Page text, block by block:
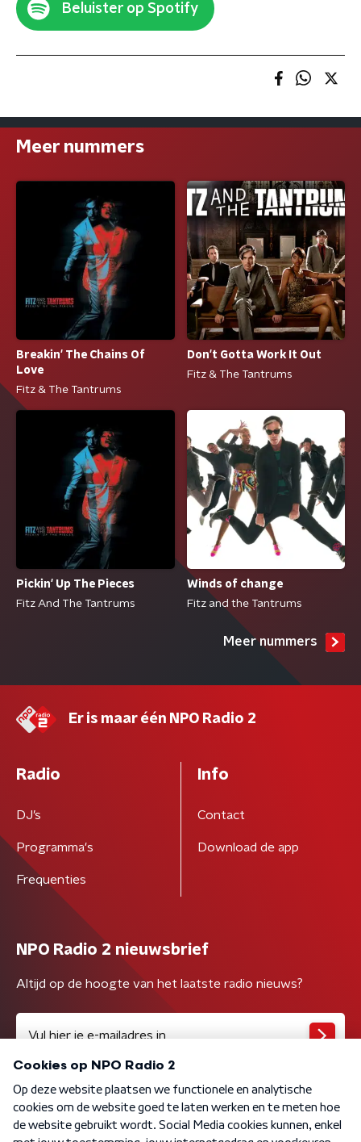
Beluister op Spotify
Meer nummers
Breakin' The Chains Of
Love
Fitz & The Tantrums
Don't Gotta Work It Out
Fitz & The Tantrums
Pickin' Up The Pieces
Fitz And The Tantrums
Winds of change
Fitz and the Tantrums
Meer nummers
Er is maar één NPO Radio 2
Radio
DJ’s
Programma's
Frequenties
Info
Contact
Download de app
NPO Radio 2 nieuwsbrief
Altijd op de hoogte van het laatste radio nieuws?
Algemene voorwaarden